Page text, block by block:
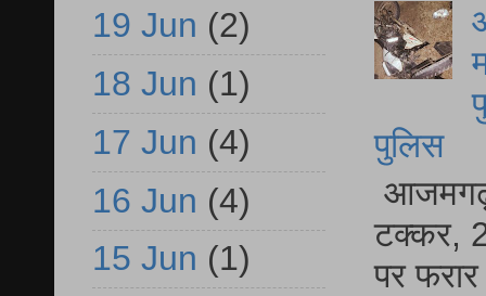
पुलिस
आजमगढ़
टक्कर,
पर
19 Jun (2)
18 Jun (1)
17 Jun (4)
16 Jun (4)
15 Jun (1)